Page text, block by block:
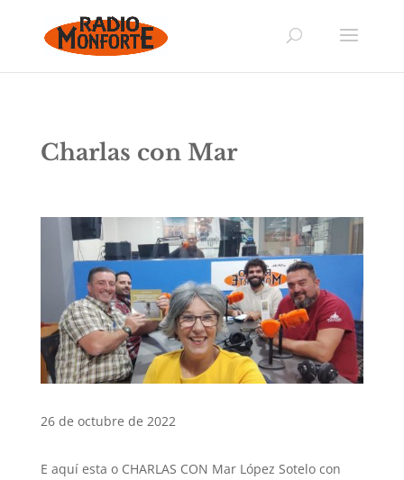
Charlas con Mar
26 de octubre de 2022
E aquí esta o CHARLAS CON Mar López Sotelo con